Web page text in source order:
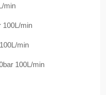
min
100L/min
min
100L/min